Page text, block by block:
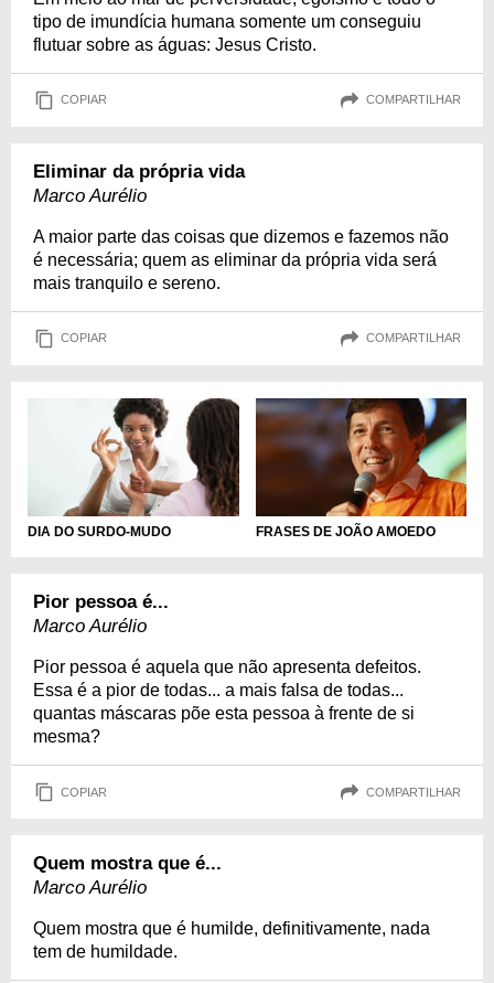
tipo de imundícia humana somente um conseguiu
flutuar sobre as águas: Jesus Cristo.
COPIAR COMPARTILHAR
Eliminar da própria vida
Marco Aurélio
A maior parte das coisas que dizemos e fazemos não
é necessária; quem as eliminar da própria vida será
mais tranquilo e sereno.
COPIAR COMPARTILHAR
DIA DO SURDO-MUDO FRASES DE JOÃO AMOEDO
Pior pessoa é...
Marco Aurélio
Pior pessoa é aquela que não apresenta defeitos.
Essa é a pior de todas... a mais falsa de todas...
quantas máscaras põe esta pessoa à frente de si
mesma?
COPIAR COMPARTILHAR
Quem mostra que é...
Marco Aurélio
Quem mostra que é humilde, definitivamente, nada
tem de humildade.